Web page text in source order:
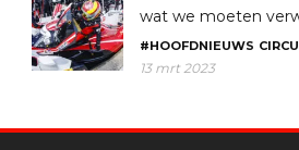
wat we moeten
#HOOFDNIEUWS
13 mrt 2023